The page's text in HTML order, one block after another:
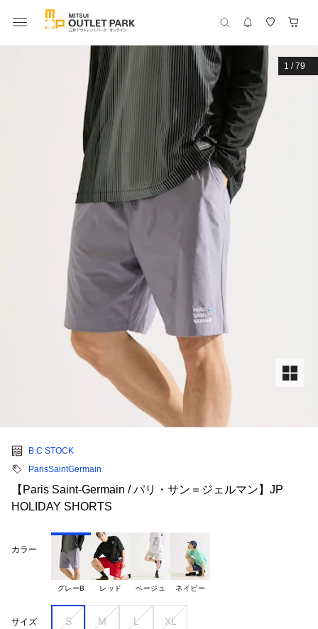
1 /79
B.C STOCK
ParisSaintGermain
【Paris Saint-Germain / パリ・サン＝ジェルマン】JP
HOLIDAY SHORTS
カラー
グレーB レッド ベージュ ネイビー
サイズ S M L XL